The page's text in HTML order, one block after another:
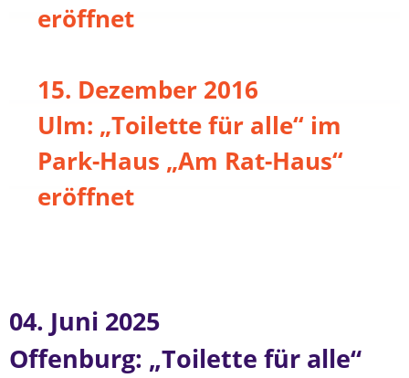
eröffnet
15. Dezember 2016
Ulm: „Toilette für alle“ im
Park-Haus „Am Rat-Haus“
eröffnet
04. Juni 2025
Offenburg: „Toilette für alle“